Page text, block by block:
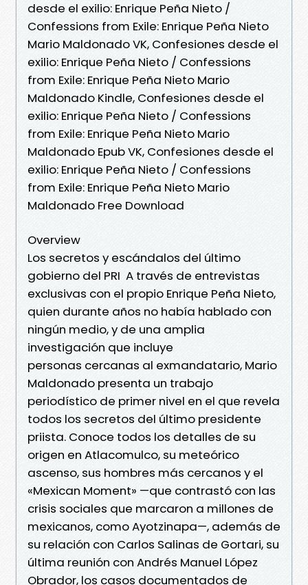
desde el exilio: Enrique Peña Nieto /
Confessions from Exile: Enrique Peña Nieto
Mario Maldonado VK, Confesiones desde el
exilio: Enrique Peña Nieto / Confessions
from Exile: Enrique Peña Nieto Mario
Maldonado Kindle, Confesiones desde el
exilio: Enrique Peña Nieto / Confessions
from Exile: Enrique Peña Nieto Mario
Maldonado Epub VK, Confesiones desde el
exilio: Enrique Peña Nieto / Confessions
from Exile: Enrique Peña Nieto Mario
Maldonado Free Download
Overview
Los secretos y escándalos del último
gobierno del PRI A través de entrevistas
exclusivas con el propio Enrique Peña Nieto,
quien durante años no había hablado con
ningún medio, y de una amplia
investigación que incluye
personas cercanas al exmandatario, Mario
Maldonado presenta un trabajo
periodístico de primer nivel en el que revela
todos los secretos del último presidente
priista. Conoce todos los detalles de su
origen en Atlacomulco, su meteórico
ascenso, sus hombres más cercanos y el
«Mexican Moment» —que contrastó con las
crisis sociales que marcaron a millones de
mexicanos, como Ayotzinapa—, además de
su relación con Carlos Salinas de Gortari, su
última reunión con Andrés Manuel López
Obrador, los casos documentados de